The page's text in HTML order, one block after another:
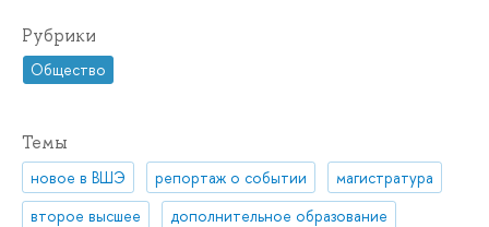
Рубрики
Общество
Темы
новое в ВШЭ репортаж о событии
магистратура
второе высшее
дополнительное образование